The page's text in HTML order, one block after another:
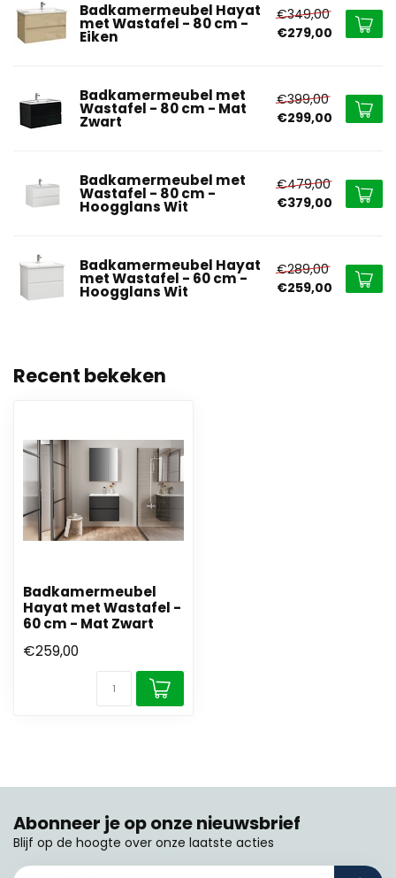
Badkamermeubel Hayat
met Wastafel - 80 cm -
Eiken
€349,00
€279,00
Badkamermeubel met
Wastafel - 80 cm - Mat
Zwart
€399,00
€299,00
Badkamermeubel met
Wastafel - 80 cm -
Hoogglans Wit
€479,00
€379,00
Badkamermeubel Hayat
met Wastafel - 60 cm -
Hoogglans Wit
€289,00
€259,00
Recent bekeken
Badkamermeubel
Hayat met Wastafel -
60 cm - Mat Zwart
€259,00
Abonneer je op onze nieuwsbrief
Blijf op de hoogte over onze laatste acties